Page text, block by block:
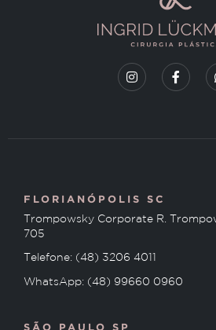
FLORIANÓPOLIS SC
Trompowsky Corporate R.
705
Telefone: (48) 3206 4011
WhatsApp: (48) 99660 0960
SÃO PAULO SP